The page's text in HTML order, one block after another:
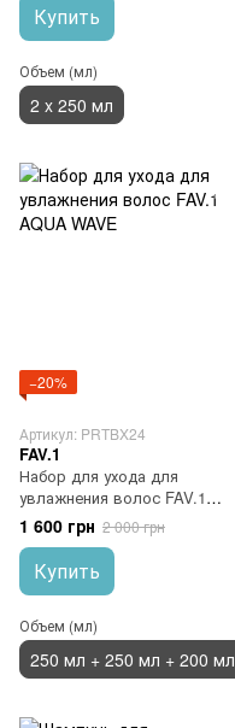
Купить
Объем (мл)
2 x 250 мл
−20%
Артикул: PRTBX24
FAV.1
Набор для ухода для
увлажнения волос FAV.1
AQUA WAVE
1 600 грн 2 000 грн
Купить
Объем (мл)
250 мл + 250 мл + 200 мл